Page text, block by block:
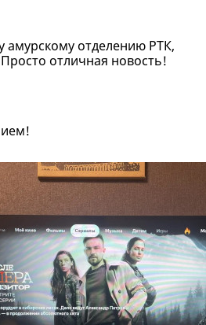
амурскому отделению РТК,
отличная новость!